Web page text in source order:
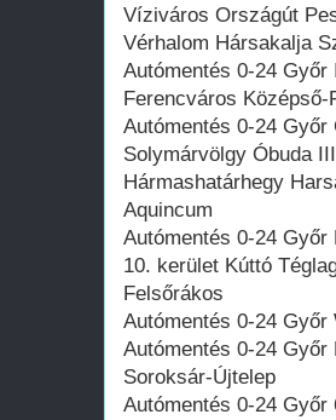
Víziváros Országút
Vérhalom Hársakalja
Autómentés 0-24
Ferencváros
Autómentés 0-24
Solymárvölgy Óbuda
Hármashatárhegy
Aquincum
Autómentés 0-24
10. kerület Kúttó
Felsőrákos
Autómentés 0-24
Autómentés 0-24
Soroksár-Újtelep
Autómentés 0-24